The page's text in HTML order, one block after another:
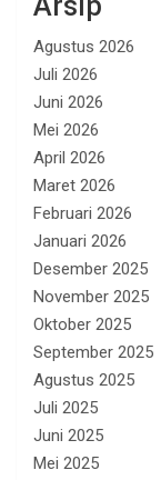
Agustus 2026
Juli 2026
Juni 2026
Mei 2026
April 2026
Maret 2026
Februari 2026
Januari 2026
Desember 2025
November 2025
Oktober 2025
September 2025
Agustus 2025
Juli 2025
Juni 2025
Mei 2025